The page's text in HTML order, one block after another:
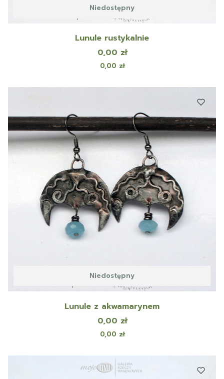
Niedostępny
Lunule rustykalnie
Cena
0,00 zł
Cena
0,00 zł
Niedostępny
Lunule z akwamarynem
Cena
0,00 zł
Cena
0,00 zł